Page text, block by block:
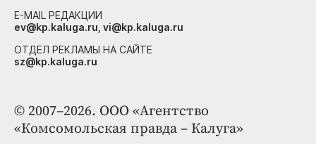
© 2007–2026. ООО «Агентство
«Комсомольская правда – Калуга»
E-MAIL РЕДАКЦИИ
ev@kp.kaluga.ru, vi@kp.kaluga.ru
ОТДЕЛ РЕКЛАМЫ НА САЙТЕ
sz@kp.kaluga.ru